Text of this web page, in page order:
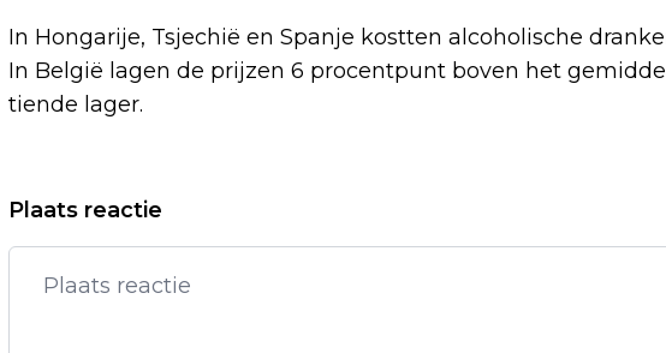
In Hongarije, Tsjechië en Spanje kostten alcoholische
In België lagen de prijzen 6 procentpunt boven het
tiende lager.
Vorig artikel
ARTS-ASSISTENT NEUROLOGIE TREKT
AAN DE BEL: SCHADELIJKE GEVOLGEN
Plaats reactie